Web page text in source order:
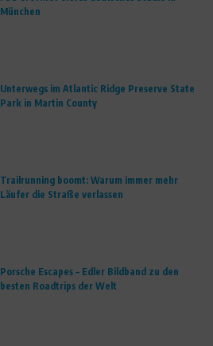
München
Unterwegs im Atlantic Ridge Preserve State
Park in Martin County
Trailrunning boomt: Warum immer mehr
Läufer die Straße verlassen
Porsche Escapes – Edler Bildband zu den
besten Roadtrips der Welt